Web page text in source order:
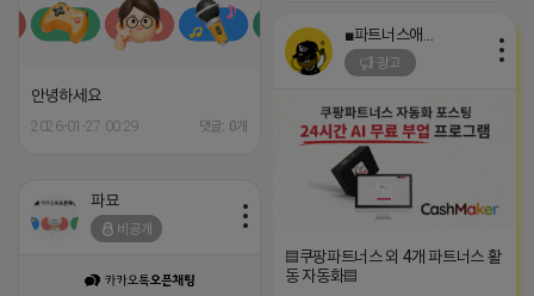
안녕하세요
2026-01-27 00:29 댓글: 0개
광고
▤쿠팡파트너스 외 4개 파트너스 활
동 자동화▤
파묘
비공개